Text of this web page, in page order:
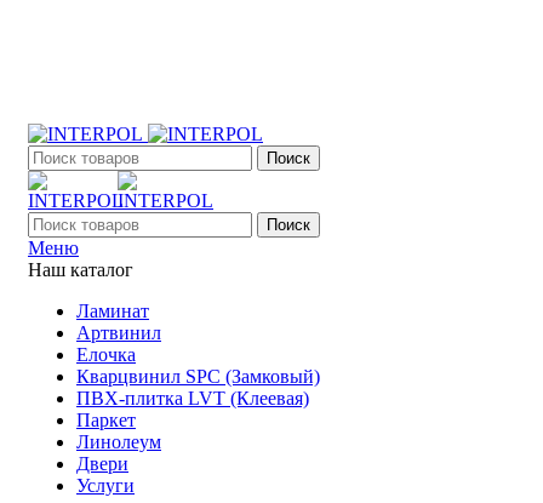
Поиск
Поиск
Меню
Наш каталог
Ламинат
Артвинил
Елочка
Кварцвинил SPC (Замковый)
ПВХ-плитка LVT (Клеевая)
Паркет
Линолеум
Двери
Услуги